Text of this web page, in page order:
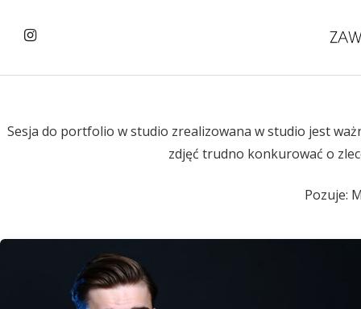
Sesja do portfolio w studio zrealizowana w studio jest
zdjęć trudno konkurować o
Pozuje: